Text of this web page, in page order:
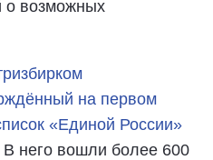
о возможных
на первом
«Единой России»
В него вошли более 600